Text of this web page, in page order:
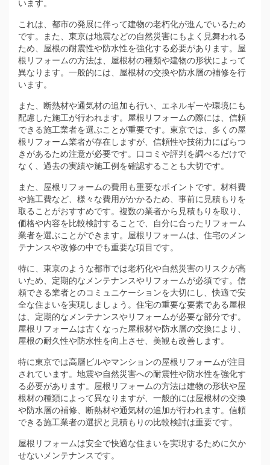
これは、都市の発展に伴って建物の老朽化が進んでいるため
です。また、東京は地震などの自然災害にもよく見舞われる
ため、屋根の耐震性や防水性を強化する必要があります。屋
根リフォームの方法は、屋根材の種類や建物の形状によって
異なります。一般的には、屋根材の交換や防水層の補修を行
います。
また、断熱材や通気材の追加も行い、エネルギーや環境にも
配慮した施工が行われます。屋根リフォームの際には、信頼
できる施工業者を選ぶことが重要です。東京では、多くの屋
根リフォーム業者が存在しますが、信頼性や技術力にばらつ
きがあるため注意が必要です。口コミや評判を調べるだけで
なく、過去の実績や施工例を確認することも大切です。
また、屋根リフォームの費用も重要なポイントです。材料費
や施工費など、様々な費用がかかるため、事前に見積もりを
取ることがおすすめです。複数の業者から見積もりを取り、
価格や内容を比較検討することで、自分に合ったリフォーム
業者を選ぶことができます。屋根リフォームは、住宅のメン
テナンスや改修の中でも重要な項目です。
特に、東京のような都市では老朽化や自然災害のリスクが高
いため、定期的なメンテナンスやリフォームが必須です。信
頼できる業者とのコミュニケーションを大切にし、快適で安
全な住まいを実現しましょう。住宅の重要な要素である屋根
は、定期的なメンテナンスやリフォームが必要な部分です。
屋根リフォームは古くなった屋根材や防水層の交換により、
屋根の耐久性や防水性を向上させ、美観も改善します。
特に東京では高層ビルやマンションの屋根リフォームが注目
されています。地震や自然災害への耐震性や防水性を強化す
る必要があります。屋根リフォームの方法は建物の形状や屋
根材の種類によって異なりますが、一般的には屋根材の交換
や防水層の補修、断熱材や通気材の追加が行われます。信頼
できる施工業者の選択と見積もりの比較検討は重要です。
屋根リフォームは安全で快適な住まいを実現するために欠か
せないメンテナンスです。